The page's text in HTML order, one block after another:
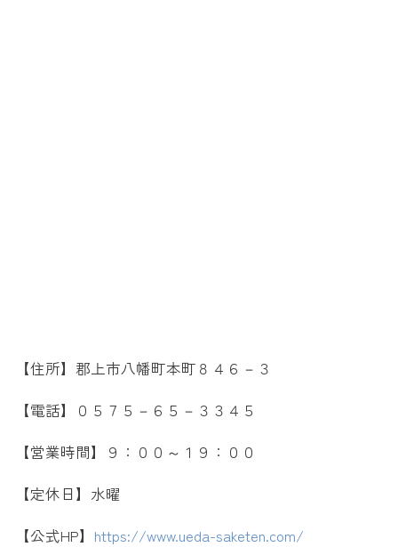
【住所】郡上市八幡町本町８４６－３
【電話】０５７５－６５－３３４５
【営業時間】９：００～１９：００
【定休日】水曜
【公式HP】 https://www.ueda-saketen.com/